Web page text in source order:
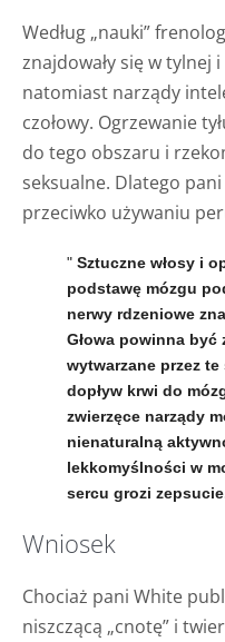
Według „nauki”
znajdowały się w tylnej
natomiast narządy
czołowy. Ogrzewanie
do tego obszaru i
seksualne. Dlatego
przeciwko używaniu
" Sztuczne włosy i
podstawę mózgu
nerwy rdzeniowe
Głowa powinna być
wytwarzane przez
dopływ krwi do
zwierzęce narządy
nienaturalną
lekkomyślności w
sercu grozi
Wniosek
Chociaż pani White
niszczącą „cnotę” i